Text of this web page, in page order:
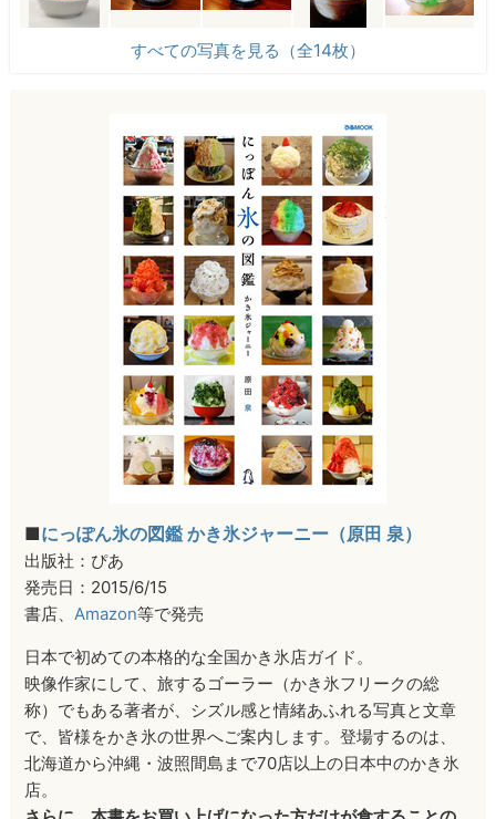
すべての写真を見る（全14枚）
■にっぽん氷の図鑑 かき氷ジャーニー（原田 泉）
出版社：ぴあ
発売日：2015/6/15
書店、Amazon等で発売
日本で初めての本格的な全国かき氷店ガイド。
映像作家にして、旅するゴーラー（かき氷フリークの総
称）でもある著者が、シズル感と情緒あふれる写真と文章
で、皆様をかき氷の世界へご案内します。登場するのは、
北海道から沖縄・波照間島まで70店以上の日本中のかき氷
店。